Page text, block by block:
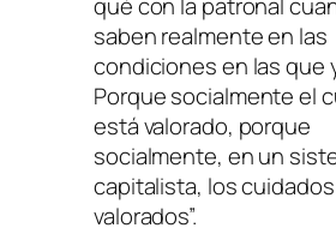
qué con la patronal
saben realmente en las
condiciones en las que
Porque socialmente el
está valorado, porque
socialmente, en un
capitalista, los
valorados”.